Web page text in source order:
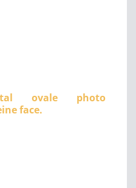
ovale photo
face.